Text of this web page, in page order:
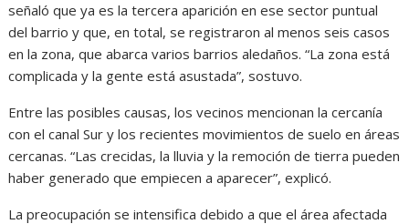
señaló que ya es la tercera aparición en ese sector puntual
del barrio y que, en total, se registraron al menos seis casos
en la zona, que abarca varios barrios aledaños. “La zona está
complicada y la gente está asustada”, sostuvo.
Entre las posibles causas, los vecinos mencionan la cercanía
con el canal Sur y los recientes movimientos de suelo en áreas
cercanas. “Las crecidas, la lluvia y la remoción de tierra pueden
haber generado que empiecen a aparecer”, explicó.
La preocupación se intensifica debido a que el área afectada